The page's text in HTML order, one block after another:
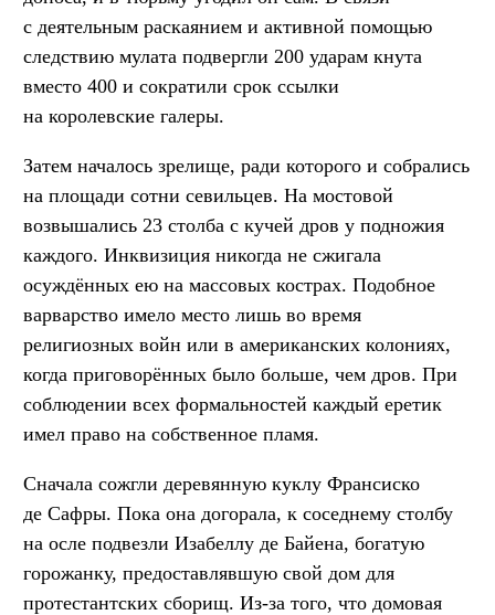
с деятельным раскаянием и активной помощью
следствию мулата подвергли 200 ударам кнута
вместо 400 и сократили срок ссылки
на королевские галеры.
Затем началось зрелище, ради которого и собрались
на площади сотни севильцев. На мостовой
возвышались 23 столба с кучей дров у подножия
каждого. Инквизиция никогда не сжигала
осуждённых ею на массовых кострах. Подобное
варварство имело место лишь во время
религиозных войн или в американских колониях,
когда приговорённых было больше, чем дров. При
соблюдении всех формальностей каждый еретик
имел право на собственное пламя.
Сначала сожгли деревянную куклу Франсиско
де Сафры. Пока она догорала, к соседнему столбу
на осле подвезли Изабеллу де Байена, богатую
горожанку, предоставлявшую свой дом для
протестантских сборищ. Из-за того, что домовая